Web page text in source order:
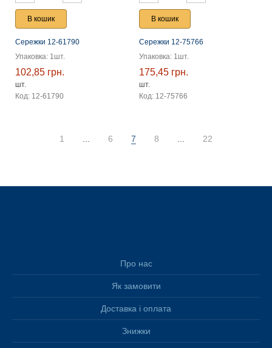
В кошик
Сережки 12-61790
Упаковка: 1шт.
102,85 грн.
шт.
Код: 12-61790
В кошик
Сережки 12-75766
Упаковка: 1шт.
175,45 грн.
шт.
Код: 12-75766
1 ... 6 7 8 ... 22
Про нас
Як замовити
Доставка і оплата
Знижки